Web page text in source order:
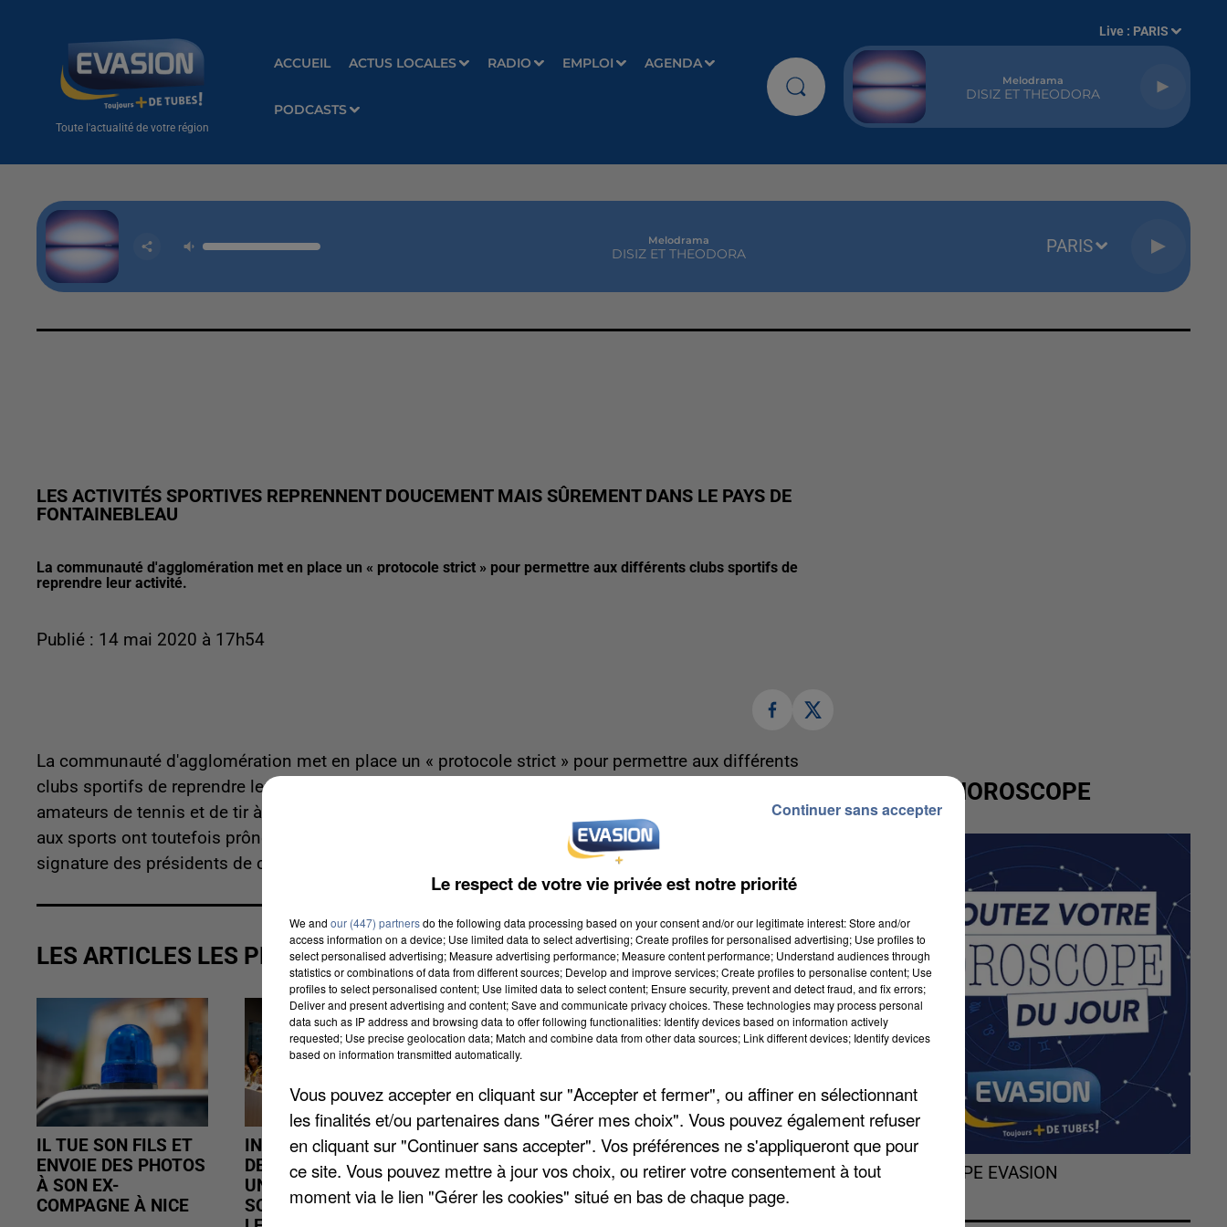
Toute l'actualité de votre région
ACCUEIL ACTUS LOCALES RADIO EMPLOI AGENDA
PODCASTS
Live : PARIS
Melodrama
DISIZ ET THEODORA
Melodrama
DISIZ ET THEODORA PARIS
LES ACTIVITÉS SPORTIVES REPRENNENT DOUCEMENT MAIS SÛREMENT DANS LE PAYS DE
FONTAINEBLEAU
La communauté d'agglomération met en place un « protocole strict » pour permettre aux différents clubs sportifs de
reprendre leur activité.
Publié : 14 mai 2020 à 17h54
La communauté d'agglomération met en place un « protocole strict » pour permettre aux différents
clubs sportifs de reprendre leur activité, après deux mois d'arrêt forcé dû au Covid-19. Dès hier, les
amateurs de tennis et de tir à l'arc ont pu se remettre à l'œuvre, mais à l'extérieur seulement. Les élus
aux sports ont toutefois prôné « un retour prudent » et la reprise de l'activité n'interviendra qu'après
signature des présidents de chaque club avec l'agglomération.
LES ARTICLES LES PLUS VUS
IL TUE SON FILS ET
ENVOIE DES PHOTOS
À SON EX-
COMPAGNE À NICE
INCENDIES : L’ÎLE-
DE-FRANCE LANCE
UN ÉLAN DE
SOLIDARITÉ AVEC
APRÈS TOUTES CES
CANICULES, LES
REFUGES DE FAUNE
SAUVAGE SONT...
L’UN DES
FONDATEURS
SUPPOSÉS DE LA DZ
MAFIA INTERPELLÉ
VOTRE HOROSCOPE
L'HOROSCOPE EVASION
Le respect de votre vie privée est notre priorité
We and our (447) partnersdo the following data processing based on your consent and/or our legitimate interest: Store and/or
access information on a device; Use limited data to select advertising; Create profiles for personalised advertising; Use profiles to
select personalised advertising; Measure advertising performance; Measure content performance; Understand audiences through
statistics or combinations of data from different sources; Develop and improve services; Create profiles to personalise content; Use
profiles to select personalised content; Use limited data to select content; Ensure security, prevent and detect fraud, and fix errors;
Deliver and present advertising and content; Save and communicate privacy choices. These technologies may process personal
data such as IP address and browsing data to offer following functionalities: Identify devices based on information actively
requested; Use precise geolocation data; Match and combine data from other data sources; Link different devices; Identify devices
based on information transmitted automatically.
Vous pouvez accepter en cliquant sur "Accepter et fermer", ou affiner en sélectionnant
les finalités et/ou partenaires dans "Gérer mes choix". Vous pouvez également refuser
en cliquant sur "Continuer sans accepter". Vos préférences ne s'appliqueront que pour
ce site. Vous pouvez mettre à jour vos choix, ou retirer votre consentement à tout
moment via le lien "Gérer les cookies" situé en bas de chaque page.
Continuer sans accepter